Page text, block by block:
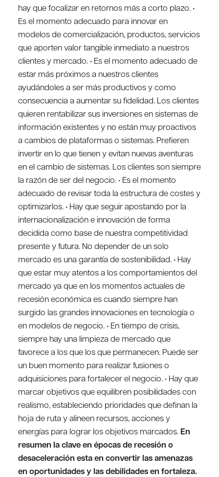
hay que focalizar en retornos más a corto plazo. •
Es el momento adecuado para innovar en
modelos de comercialización, productos, servicios
que aporten valor tangible inmediato a nuestros
clientes y mercado. • Es el momento adecuado de
estar más próximos a nuestros clientes
ayudándoles a ser más productivos y como
consecuencia a aumentar su fidelidad. Los clientes
quieren rentabilizar sus inversiones en sistemas de
información existentes y no están muy proactivos
a cambios de plataformas o sistemas. Prefieren
invertir en lo que tienen y evitan nuevas aventuras
en el cambio de sistemas. Los clientes son siempre
la razón de ser del negocio. • Es el momento
adecuado de revisar toda la estructura de costes y
optimizarlos. • Hay que seguir apostando por la
internacionalización e innovación de forma
decidida como base de nuestra competitividad
presente y futura. No depender de un solo
mercado es una garantía de sostenibilidad. • Hay
que estar muy atentos a los comportamientos del
mercado ya que en los momentos actuales de
recesión económica es cuando siempre han
surgido las grandes innovaciones en tecnología o
en modelos de negocio. • En tiempo de crisis,
siempre hay una limpieza de mercado que
favorece a los que los que permanecen. Puede ser
un buen momento para realizar fusiones o
adquisiciones para fortalecer el negocio. • Hay que
marcar objetivos que equilibren posibilidades con
realismo, estableciendo prioridades que definan la
hoja de ruta y alineen recursos, acciones y
energías para lograr los objetivos marcados. En
resumen la clave en épocas de recesión o
desaceleración esta en convertir las amenazas
en oportunidades y las debilidades en fortaleza.